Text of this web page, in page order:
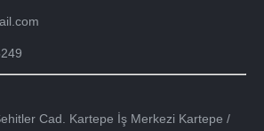
Cad. Kartepe İş Merkezi Kartepe /